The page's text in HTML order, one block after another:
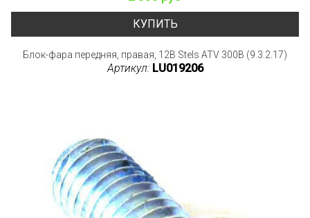
КУПИТЬ
Блок-фара передняя, правая, 12В Stels ATV 300B (9.3.2.17)
Артикул: LU019206